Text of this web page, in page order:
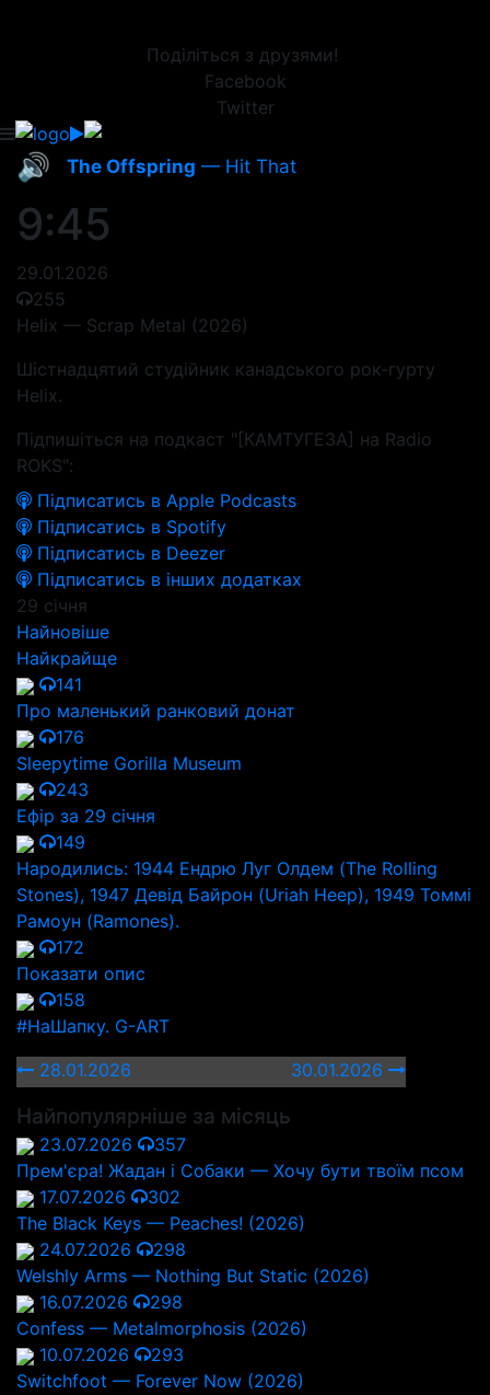
Поділіться з друзями!
Facebook
Twitter
🔊 The Offspring — Hit That
9:45
29.01.2026
255
Helix — Scrap Metal (2026)
Шістнадцятий студійник канадського рок-гурту
Helix.
Підпишіться на подкаст "[КАМТУГЕЗА] на Radio
ROKS":
Підписатись в Apple Podcasts
Підписатись в Spotify
Підписатись в Deezer
Підписатись в інших додатках
29 січня
Найновіше
Найкрайще
141
Про маленький ранковий донат
176
Sleepytime Gorilla Museum
243
Ефір за 29 січня
149
Народились: 1944 Ендрю Луг Олдем (The Rolling
Stones), 1947 Девід Байрон (Uriah Heep), 1949 Томмі
Рамоун (Ramones).
172
Показати опис
158
#НаШапку. G-ART
28.01.2026
30.01.2026
Найпопулярніше за місяць
23.07.2026
357
Прем'єра! Жадан і Собаки — Хочу бути твоїм псом
17.07.2026
302
The Black Keys — Peaches! (2026)
24.07.2026
298
Welshly Arms — Nothing But Static (2026)
16.07.2026
298
Confess — Metalmorphosis (2026)
10.07.2026
293
Switchfoot — Forever Now (2026)